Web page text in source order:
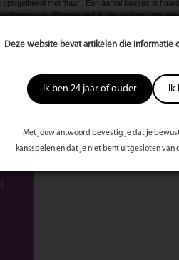
Deze website bevat artikelen die informatie
Ik ben 24 jaar of ouder Ik
Met jouw antwoord bevestig je dat je
kansspelen en dat je niet bent uitgesloten van
met ‘haar’. Een aantal keuzes in
van. Waarom had ik hier zo lang mee
gegaan: eindelijk weer haar op mijn hoofd. Ik
de verzekering, dus ook dat was een zorg
Ik zag een zelfverzekerde vrouw, met haar, en
spiegel kijk. Dank aan het team van Frans
mijn nieuwe ‘haar'(werk)!